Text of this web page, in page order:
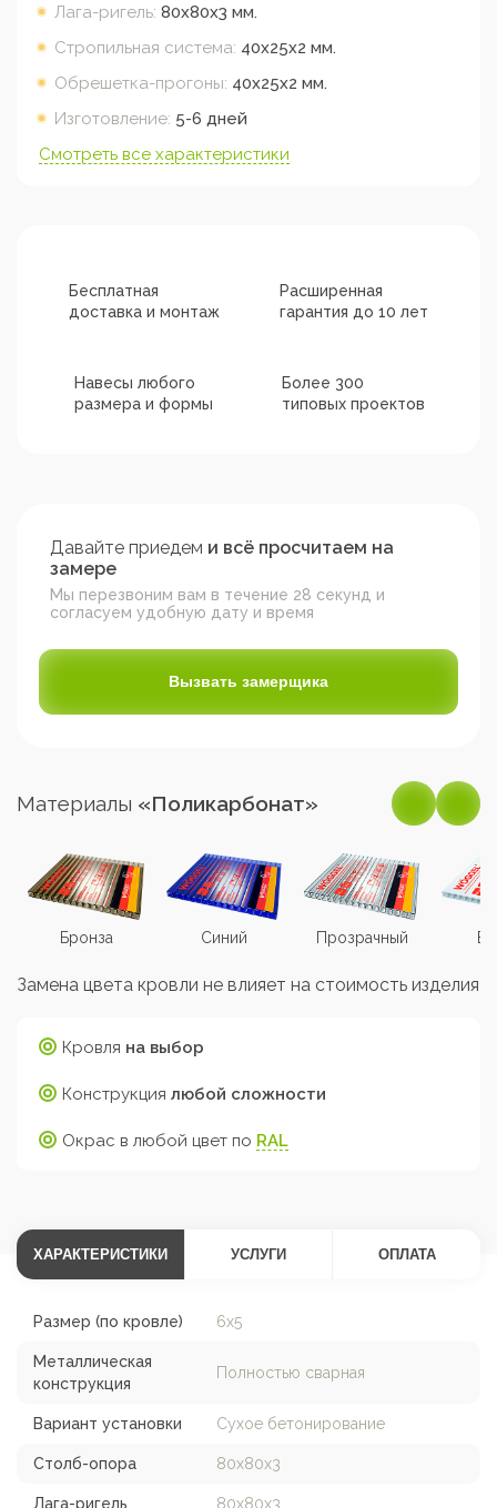
Лага-ригель: 80х80х3 мм.
Стропильная система: 40х25х2 мм.
Обрешетка-прогоны: 40х25х2 мм.
Изготовление: 5-6 дней
Смотреть все характеристики
Бесплатная
доставка и монтаж
Расширенная
гарантия до 10 лет
Навесы любого
размера и формы
Более 300
типовых проектов
Давайте приедем и всё просчитаем на
замере
Мы перезвоним вам в течение 28 секунд и
согласуем удобную дату и время
Вызвать замерщика
Материалы «Поликарбонат»
Бронза Синий Прозрачный
Замена цвета кровли не влияет на стоимость изделия
Кровля на выбор
Конструкция любой сложности
Окрас в любой цвет по RAL
ХАРАКТЕРИСТИКИ УСЛУГИ ОПЛАТА
Размер (по кровле) 6х5
Металлическая
конструкция
Полностью сварная
Вариант установки Сухое бетонирование
Столб-опора 80х80х3
Лага-ригель 80х80х3